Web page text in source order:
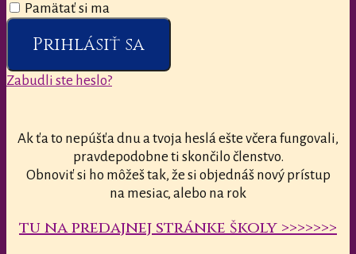
Pamätať si ma
Prihlásiť sa
Zabudli ste heslo?
Ak ťa to nepúšťa dnu a tvoja heslá ešte včera fungovali,
pravdepodobne ti skončilo členstvo.
Obnoviť si ho môžeš tak, že si objednáš nový prístup
na mesiac, alebo na rok
tu na predajnej stránke školy >>>>>>>